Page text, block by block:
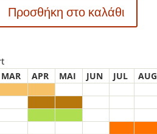
Προσθήκη στο καλάθι
MAR APR MAI JUN JUL AUG